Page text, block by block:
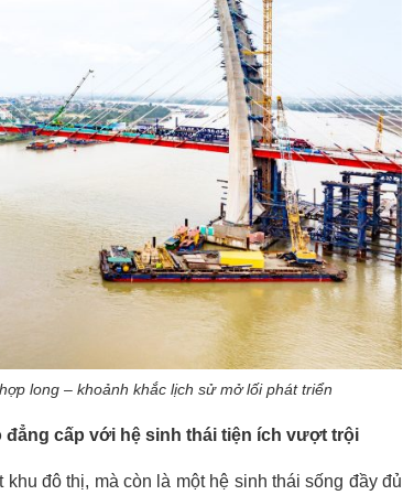
long – khoảnh khắc lịch sử mở lối phát triển
đẳng cấp với hệ sinh thái tiện ích vượt trội
đô thị, mà còn là một hệ sinh thái sống đầy đủ